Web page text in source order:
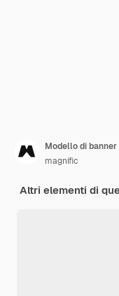
Modello di
magnific
Altri elementi di